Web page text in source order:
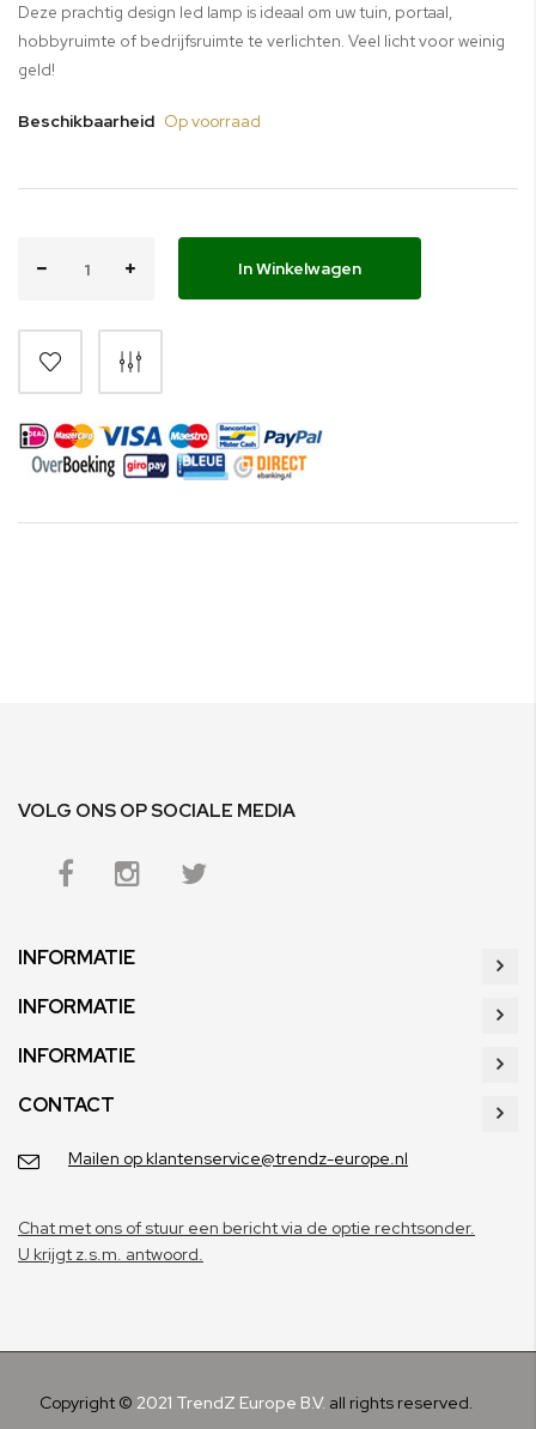
Deze prachtig design led lamp is ideaal om uw tuin, portaal,
hobbyruimte of bedrijfsruimte te verlichten. Veel licht voor weinig
geld!
Beschikbaarheid Op voorraad
In Winkelwagen
VOLG ONS OP SOCIALE MEDIA
INFORMATIE
INFORMATIE
INFORMATIE
CONTACT
Mailen op klantenservice@trendz-europe.nl
Chat met ons of stuur een bericht via de optie rechtsonder.
U krijgt z.s.m. antwoord.
Copyright © 2021 TrendZ Europe B.V. all rights reserved.